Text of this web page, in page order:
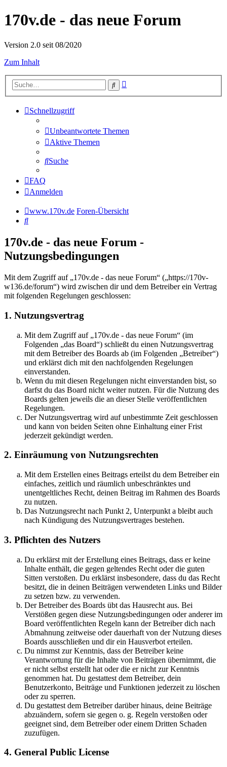
170v.de - das neue Forum
Version 2.0 seit 08/2020
Zum Inhalt
Suche
Schnellzugriff
Unbeantwortete Themen
Aktive Themen
Suche
FAQ
Anmelden
www.170v.de Foren-Übersicht
Suche
170v.de - das neue Forum -
Nutzungsbedingungen
Mit dem Zugriff auf „170v.de - das neue Forum“ („https://170v-
w136.de/forum“) wird zwischen dir und dem Betreiber ein Vertrag
mit folgenden Regelungen geschlossen:
1. Nutzungsvertrag
Mit dem Zugriff auf „170v.de - das neue Forum“ (im
Folgenden „das Board“) schließt du einen Nutzungsvertrag
mit dem Betreiber des Boards ab (im Folgenden „Betreiber“)
und erklärst dich mit den nachfolgenden Regelungen
einverstanden.
Wenn du mit diesen Regelungen nicht einverstanden bist, so
darfst du das Board nicht weiter nutzen. Für die Nutzung des
Boards gelten jeweils die an dieser Stelle veröffentlichten
Regelungen.
Der Nutzungsvertrag wird auf unbestimmte Zeit geschlossen
und kann von beiden Seiten ohne Einhaltung einer Frist
jederzeit gekündigt werden.
2. Einräumung von Nutzungsrechten
Mit dem Erstellen eines Beitrags erteilst du dem Betreiber ein
einfaches, zeitlich und räumlich unbeschränktes und
unentgeltliches Recht, deinen Beitrag im Rahmen des Boards
zu nutzen.
Das Nutzungsrecht nach Punkt 2, Unterpunkt a bleibt auch
nach Kündigung des Nutzungsvertrages bestehen.
3. Pflichten des Nutzers
Du erklärst mit der Erstellung eines Beitrags, dass er keine
Inhalte enthält, die gegen geltendes Recht oder die guten
Sitten verstoßen. Du erklärst insbesondere, dass du das Recht
besitzt, die in deinen Beiträgen verwendeten Links und Bilder
zu setzen bzw. zu verwenden.
Der Betreiber des Boards übt das Hausrecht aus. Bei
Verstößen gegen diese Nutzungsbedingungen oder anderer im
Board veröffentlichten Regeln kann der Betreiber dich nach
Abmahnung zeitweise oder dauerhaft von der Nutzung dieses
Boards ausschließen und dir ein Hausverbot erteilen.
Du nimmst zur Kenntnis, dass der Betreiber keine
Verantwortung für die Inhalte von Beiträgen übernimmt, die
er nicht selbst erstellt hat oder die er nicht zur Kenntnis
genommen hat. Du gestattest dem Betreiber, dein
Benutzerkonto, Beiträge und Funktionen jederzeit zu löschen
oder zu sperren.
Du gestattest dem Betreiber darüber hinaus, deine Beiträge
abzuändern, sofern sie gegen o. g. Regeln verstoßen oder
geeignet sind, dem Betreiber oder einem Dritten Schaden
zuzufügen.
4. General Public License